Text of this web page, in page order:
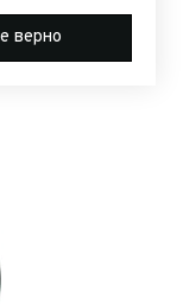
верно